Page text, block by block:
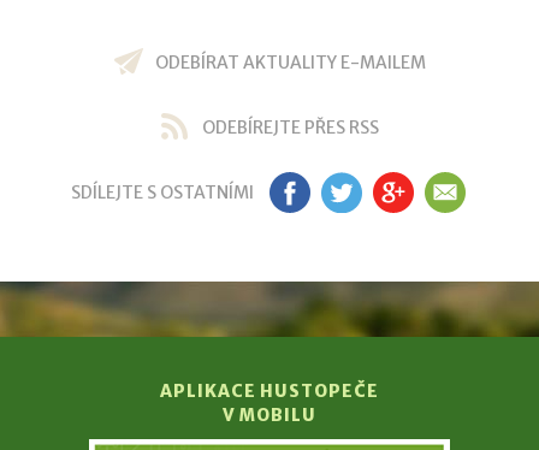
ODEBÍRAT AKTUALITY E-MAILEM
ODEBÍREJTE PŘES RSS
SDÍLEJTE S OSTATNÍMI FB TW GP EM
APLIKACE HUSTOPEČE
V MOBILU